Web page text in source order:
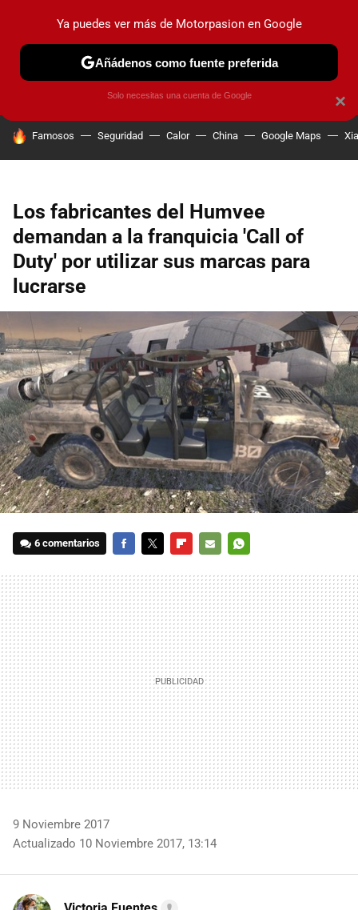
PRUEBAS COCHES ELÉCTRICOS OBSERVATORIO
HOY SE HABLA DE
Famosos Seguridad Calor China Google Maps
Los fabricantes del Humvee
demandan a la franquicia 'Call of
Duty' por utilizar sus marcas para
lucrarse
6 comentarios
MAIL
9 Noviembre 2017
Actualizado 10 Noviembre 2017, 13:14
×
Ya puedes ver más de Motorpasion en Google
Añádenos como fuente preferida
Solo necesitas una cuenta de Google